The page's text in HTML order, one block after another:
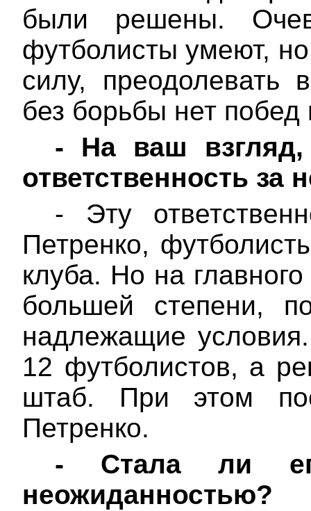
были решены.
футболисты умеют,
силу, преодолевать
без борьбы нет побед
-
На ваш взгляд,
ответственность за
- Эту
Петренко,
клуба. Но на
большей степени,
надлежащие
12 футболистов, а
штаб. При этом
Петренко.
-
Стала ли
неожиданностью?